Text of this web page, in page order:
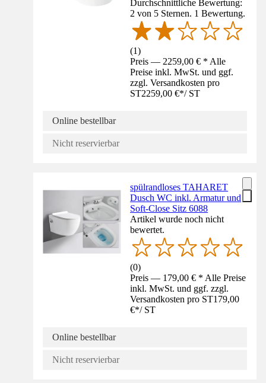
Durchschnittliche Bewertung:
2 von 5 Sternen. 1 Bewertung.
(1)
Preis — 2259,00 € * Alle
Preise inkl. MwSt. und ggf.
zzgl. Versandkosten pro
ST2259,00 €*/ ST
Online bestellbar
Nicht reservierbar
spülrandloses TAHARET
Dusch WC inkl. Armatur und
Soft-Close Sitz 6088
Artikel wurde noch nicht
bewertet.
(0)
Preis — 179,00 € * Alle Preise
inkl. MwSt. und ggf. zzgl.
Versandkosten pro ST179,00
€*/ ST
Online bestellbar
Nicht reservierbar